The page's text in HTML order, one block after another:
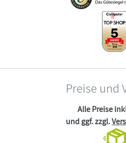
Preise und
Alle Preise
und ggf. zzgl.